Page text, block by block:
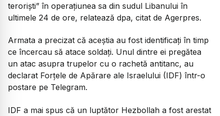
teroriști” în operațiunea sa din sudul Libanului în
ultimele 24 de ore, relatează dpa, citat de Agerpres.
Armata a precizat că aceștia au fost identificați în timp
ce încercau să atace soldați. Unul dintre ei pregătea
un atac asupra trupelor cu o rachetă antitanc, au
declarat Forțele de Apărare ale Israelului (IDF) într-o
postare pe Telegram.
IDF a mai spus că un luptător Hezbollah a fost arestat